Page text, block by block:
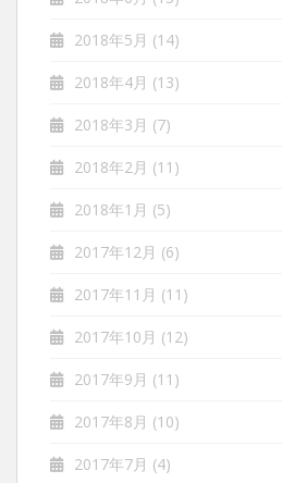
2018年5月 (14)
2018年4月 (13)
2018年3月 (7)
2018年2月 (11)
2018年1月 (5)
2017年12月 (6)
2017年11月 (11)
2017年10月 (12)
2017年9月 (11)
2017年8月 (10)
2017年7月 (4)